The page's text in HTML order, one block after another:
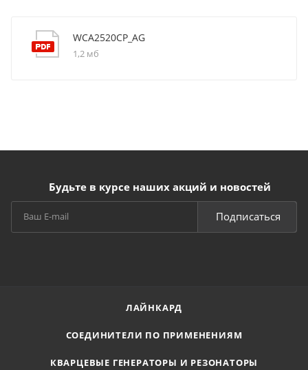
WCA2520CP_AG
1,2 мб
Будьте в курсе наших акций и новостей
Подписаться
ЛАЙНКАРД
СОЕДИНИТЕЛИ ПО ПРИМЕНЕНИЯМ
КВАРЦЕВЫЕ ГЕНЕРАТОРЫ И РЕЗОНАТОРЫ